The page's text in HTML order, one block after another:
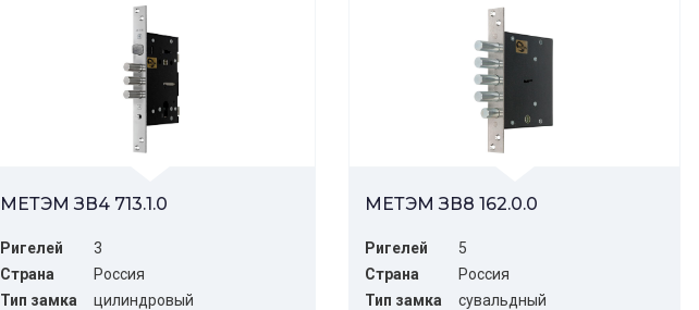
МЕТЭМ ЗВ4 713.1.0
Ригелей
3
Страна
Россия
Тип замка
цилиндровый
МЕТЭМ ЗВ8 162.0.0
Ригелей
5
Страна
Россия
Тип замка
сувальдный